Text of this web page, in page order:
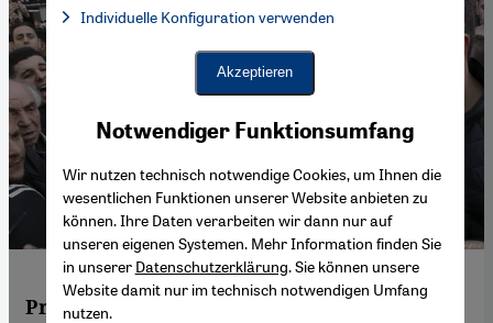
Präsidentschaftswahl oder
Notwendiger Funktionsumfang
Wir nutzen technisch notwendige Cookies, um Ihnen die
wesentlichen Funktionen unserer Website anbieten zu
können. Ihre Daten verarbeiten wir dann nur auf
unseren eigenen Systemen. Mehr Information finden Sie
in unserer Datenschutzerklärung. Sie können unsere
Website damit nur im technisch notwendigen Umfang
nutzen.
Facebook Embed / Facebook Connect, Google Maps Embed,
Facebook Embed / Facebook Connect
Google Maps Embed
Individuelle Konfiguration verwenden
Akzeptieren